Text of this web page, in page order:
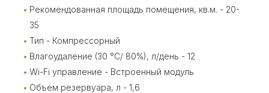
Рекомендованная площадь помещения, кв.м. - 20-
35
Тип - Компрессорный
Влагоудаление (30 °С/ 80%), л/день - 12
Wi-Fi управление - Встроенный модуль
Объем резервуара, л - 1,6